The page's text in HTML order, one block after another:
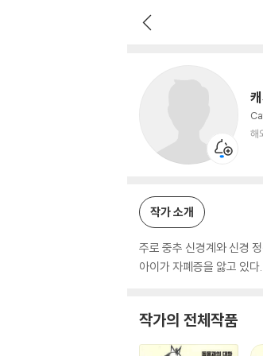
해
작가 소개
주로 중추 신경계와 신경
아이가 자폐증을 앓고 있다.
작가의 전체작품